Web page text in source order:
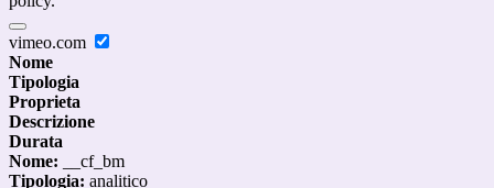
vimeo.com
Nome
Tipologia
Proprieta
Descrizione
Durata
Nome: __cf_bm
Tipologia: analitico